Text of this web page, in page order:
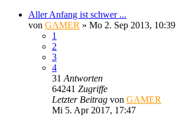
Aller Anfang ist schwer ...
von GAMER » Mo 2. Sep 2013, 10:39
1
2
3
4
31 Antworten
64241 Zugriffe
Letzter Beitrag von GAMER
Mi 5. Apr 2017, 17:47